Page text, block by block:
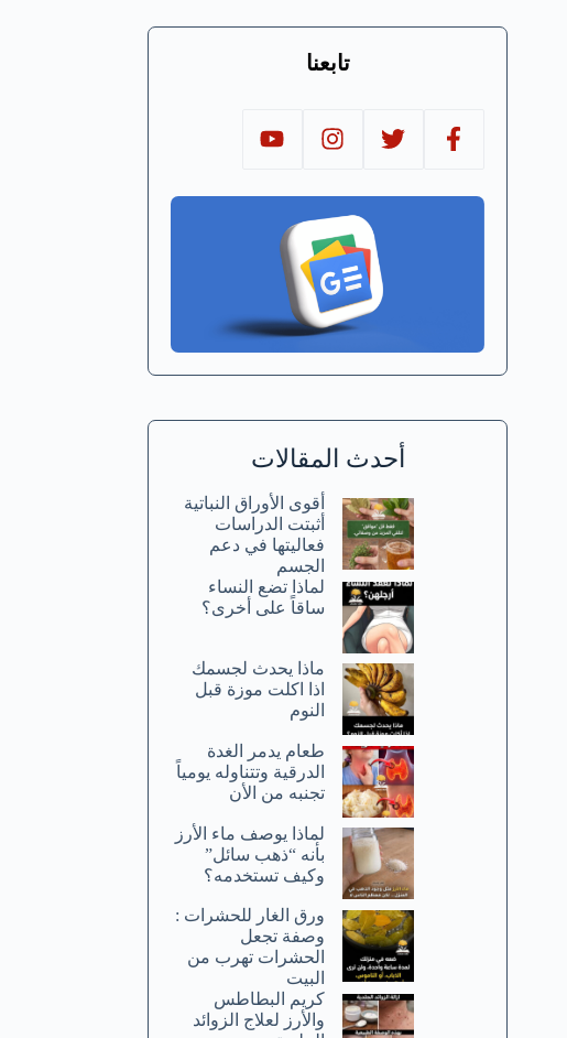
تابعنا
أحدث المقالات
أقوى الأوراق النباتية
أثبتت الدراسات
فعاليتها في دعم
الجسم
لماذا تضع النساء
ساقاً على أخرى؟
ماذا يحدث لجسمك
اذا اكلت موزة قبل
النوم
طعام يدمر الغدة
الدرقية وتتناوله يومياً
تجنبه من الأن
لماذا يوصف ماء الأرز
بأنه “ذهب سائل”
وكيف تستخدمه؟
ورق الغار للحشرات :
وصفة تجعل
الحشرات تهرب من
البيت
كريم البطاطس
والأرز لعلاج الزوائد